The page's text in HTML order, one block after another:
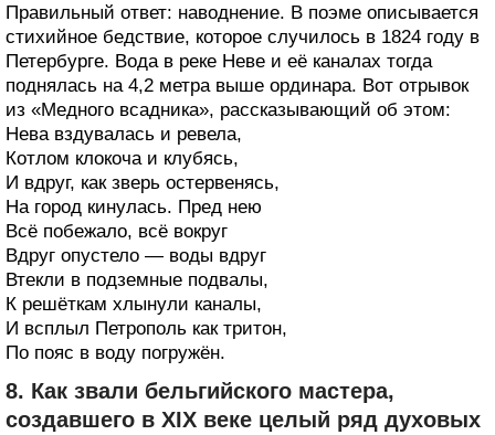
Правильный ответ: наводнение. В поэме описывается
стихийное бедствие, которое случилось в 1824 году в
Петербурге. Вода в реке Неве и её каналах тогда
поднялась на 4,2 метра выше ординара. Вот отрывок
из «Медного всадника», рассказывающий об этом:
Нева вздувалась и ревела,
Котлом клокоча и клубясь,
И вдруг, как зверь остервенясь,
На город кинулась. Пред нею
Всё побежало, всё вокруг
Вдруг опустело — воды вдруг
Втекли в подземные подвалы,
К решёткам хлынули каналы,
И всплыл Петрополь как тритон,
По пояс в воду погружён.
8. Как звали бельгийского мастера,
создавшего в XIX веке целый ряд духовых